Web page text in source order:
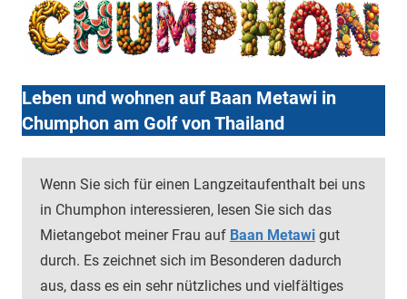
Leben und wohnen auf Baan Metawi in
Chumphon am Golf von Thailand
Wenn Sie sich für einen Langzeitaufenthalt bei uns
in Chumphon interessieren, lesen Sie sich das
Mietangebot meiner Frau auf Baan Metawi gut
durch. Es zeichnet sich im Besonderen dadurch
aus, dass es ein sehr nützliches und vielfältiges